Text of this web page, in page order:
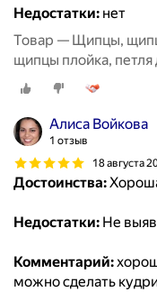
Недостатки: нет
Товар — Щипцы,
щипцы плойка,
работы,
Алиса Войкова
1 отзыв
18 августа
Достоинства:
Недостатки: Не
Комментарий:
можно сделать